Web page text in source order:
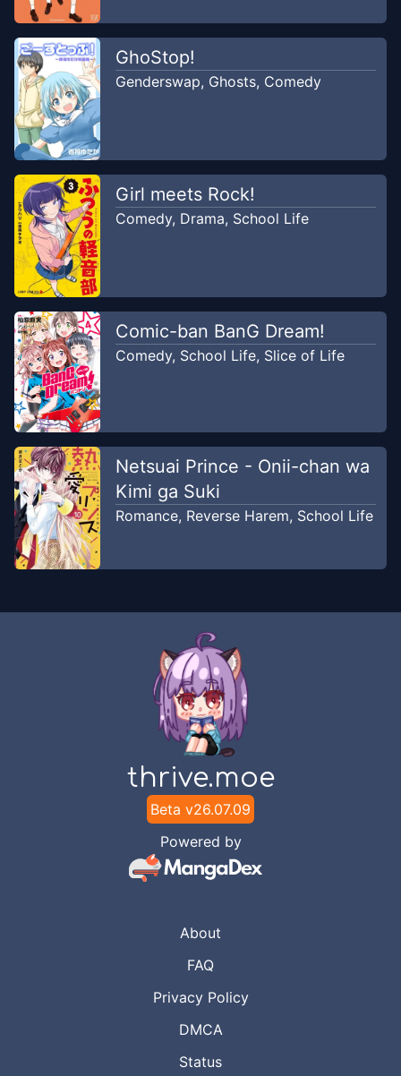
GhoStop!
Genderswap, Ghosts, Comedy
Girl meets Rock!
Comedy, Drama, School Life
Comic-ban BanG Dream!
Comedy, School Life, Slice of Life
Netsuai Prince - Onii-chan wa
Kimi ga Suki
Romance, Reverse Harem, School Life
thrive.moe
Beta v26.07.09
Powered by
About
FAQ
Privacy Policy
DMCA
Status